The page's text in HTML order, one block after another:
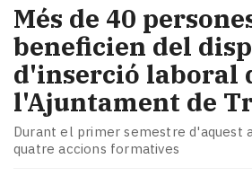
​Més de 40
beneficien del
d'inserció laboral
l'Ajuntament de
Durant el primer semestre d'aquest
quatre accions formatives